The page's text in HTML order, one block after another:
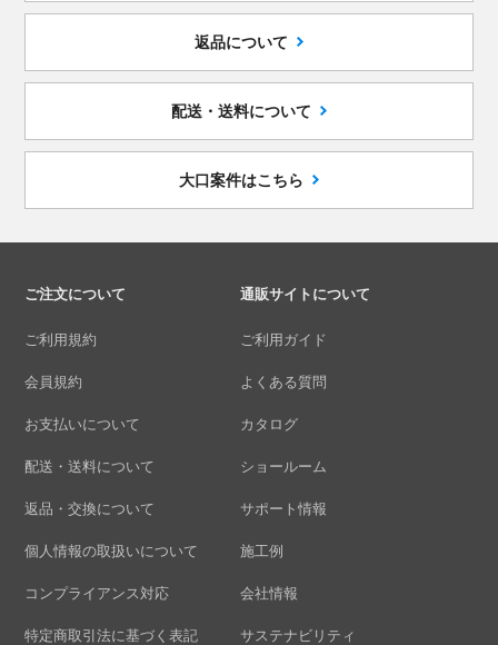
返品について
配送・送料について
大口案件はこちら
ご注文について
ご利用規約
会員規約
お支払いについて
配送・送料について
返品・交換について
個人情報の取扱いについて
コンプライアンス対応
特定商取引法に基づく表記
通販サイトについて
ご利用ガイド
よくある質問
カタログ
ショールーム
サポート情報
施工例
会社情報
サステナビリティ